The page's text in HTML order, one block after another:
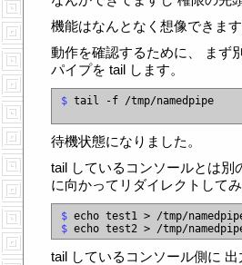
機能はなんとなく想像できます
動作を確認するために、 まず
パイプを tail します。
$ tail -f /tmp/namedpipe
待機状態になりました。
tail しているコンソールとは
に向かってリダイレクトしてみ
$
$
tail しているコンソール側に 出